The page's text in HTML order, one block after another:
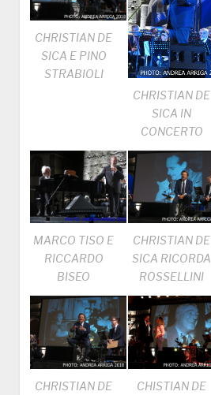
CHRISTIAN DE
SICA E PINO
STRABIOLI
CHRISTIAN DE
SICA IN
CONCERTO
MARCO TISO E
RICCARDO
BISEO
CHRISTIAN DE
SICA RICORDA
ROSSELLINI
CHRISTIAN DE
CHISTIAN DE